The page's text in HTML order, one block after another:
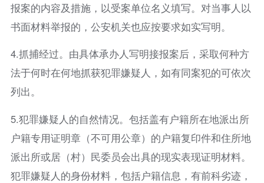
报案的内容及措施，以受案单位名义填写。对当事人以
书面材料举报的，公安机关也应按要求如实写明。
4.抓捕经过。由具体承办人写明接报案后，采取何种方
法于何时在何地抓获犯罪嫌疑人，如有同案犯的可依次
列出。
5.犯罪嫌疑人的自然情况。包括盖有户籍所在地派出所
户籍专用证明章（不可用公章）的户籍复印件和住所地
派出所或居（村）民委员会出具的现实表现证明材料。
犯罪嫌疑人的身份材料，包括户籍信息，有前科劣迹，